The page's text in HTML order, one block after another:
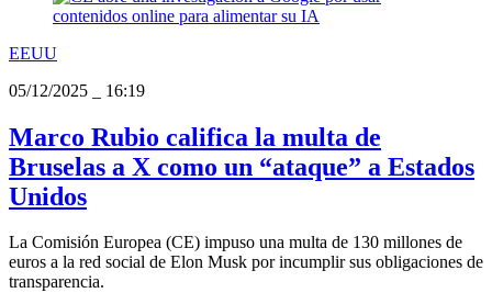
EEUU
05/12/2025
16:19
Marco Rubio califica la multa de
Bruselas a X como un “ataque” a Estados
Unidos
La Comisión Europea (CE) impuso una multa de 130 millones de
euros a la red social de Elon Musk por incumplir sus obligaciones de
transparencia.